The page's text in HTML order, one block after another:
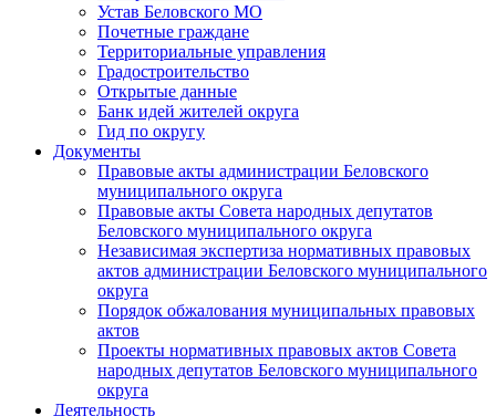
Устав Беловского МО
Почетные граждане
Территориальные управления
Градостроительство
Открытые данные
Банк идей жителей округа
Гид по округу
Документы
Правовые акты администрации Беловского
муниципального округа
Правовые акты Совета народных депутатов
Беловского муниципального округа
Независимая экспертиза нормативных правовых
актов администрации Беловского муниципального
округа
Порядок обжалования муниципальных правовых
актов
Проекты нормативных правовых актов Совета
народных депутатов Беловского муниципального
округа
Деятельность